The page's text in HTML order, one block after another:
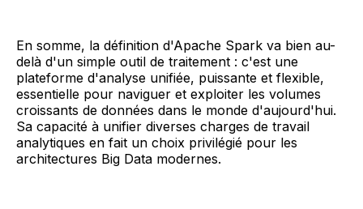
En somme, la définition d'Apache Spark va bien au-
delà d'un simple outil de traitement : c'est une
plateforme d'analyse unifiée, puissante et flexible,
essentielle pour naviguer et exploiter les volumes
croissants de données dans le monde d'aujourd'hui.
Sa capacité à unifier diverses charges de travail
analytiques en fait un choix privilégié pour les
architectures Big Data modernes.